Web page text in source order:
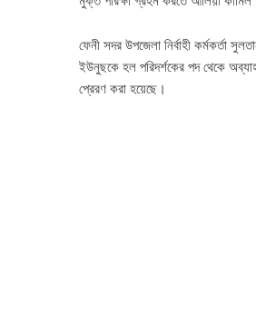
ফেনী সদর উপজেলা নির্বাহী কর্মকর্তা
ইউনুছকে হল পরিদর্শকের পদ থেকে
প্রেরণ করা হয়েছে।